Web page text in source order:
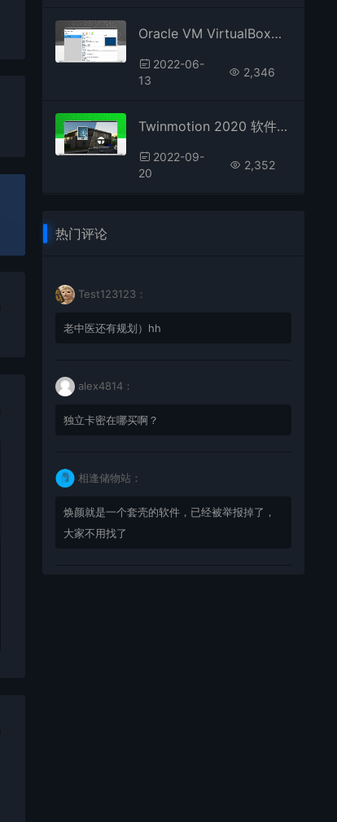
Oracle VM VirtualBox虚拟机
2022-06-
13
2,346
Twinmotion 2020 软件安装教程
2022-09-
20
2,352
热门评论
Test123123：
老中医还有规划）hh
alex4814：
独立卡密在哪买啊？
相逢储物站：
焕颜就是一个套壳的软件，已经被举报掉了，
大家不用找了